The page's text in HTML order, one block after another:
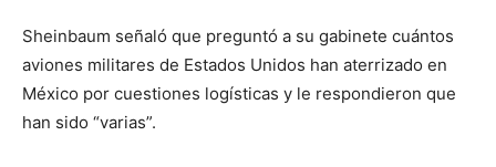
Sheinbaum señaló que preguntó a su gabinete cuántos
aviones militares de Estados Unidos han aterrizado en
México por cuestiones logísticas y le respondieron que
han sido “varias”.